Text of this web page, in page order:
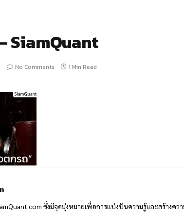
SiamQuant
No Comments 1 Min Read
ซึ่งมีจุดมุ่งหมายเพื่อการแบ่งปันความรู้และสร้างคว